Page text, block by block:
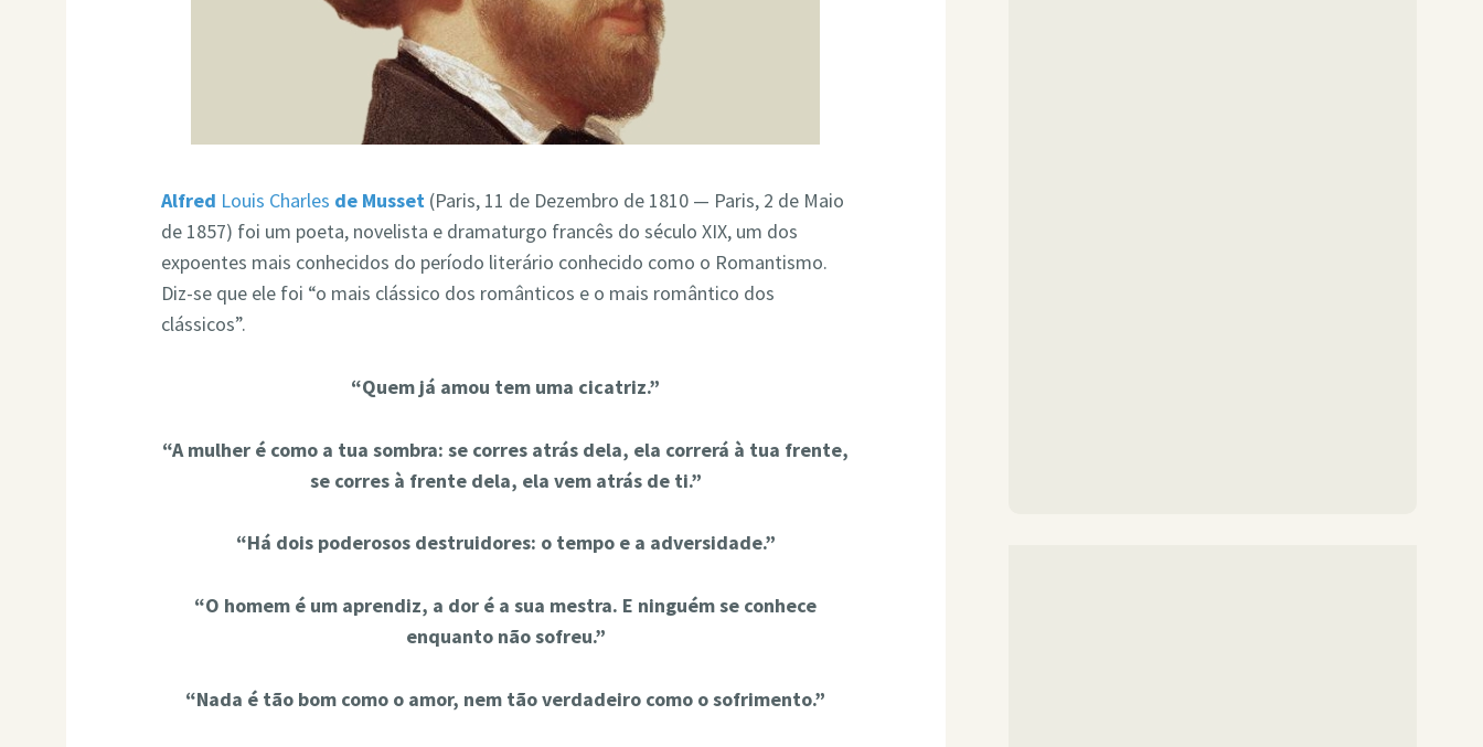
Alfred Louis Charles de Musset (Paris, 11 de Dezembro de 1810 — Paris, 2 de Maio
de 1857) foi um poeta, novelista e dramaturgo francês do século XIX, um dos
expoentes mais conhecidos do período literário conhecido como o Romantismo.
Diz-se que ele foi “o mais clássico dos românticos e o mais romântico dos
clássicos”.
“Quem já amou tem uma cicatriz.”
“A mulher é como a tua sombra: se corres atrás dela, ela correrá à tua frente,
se corres à frente dela, ela vem atrás de ti.”
“Há dois poderosos destruidores: o tempo e a adversidade.”
“O homem é um aprendiz, a dor é a sua mestra. E ninguém se conhece
enquanto não sofreu.”
“Nada é tão bom como o amor, nem tão verdadeiro como o sofrimento.”